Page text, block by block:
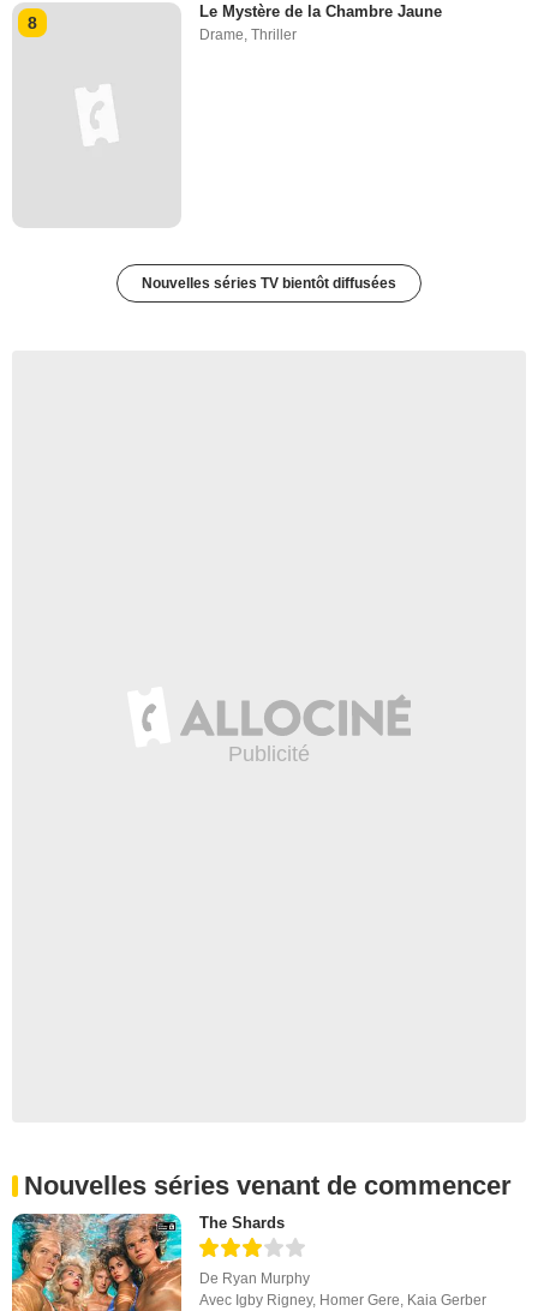
8
Le Mystère de la Chambre Jaune
Drame ,Thriller
Nouvelles séries TV bientôt diffusées
Nouvelles séries venant de commencer
The Shards
De Ryan Murphy
Avec Igby Rigney, Homer Gere, Kaia Gerber